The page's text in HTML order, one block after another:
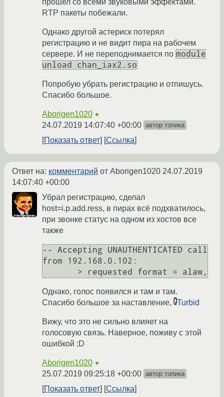
прошел со всеми звуковыми эффектами.
RTP пакеты побежали.
Однако другой астериск потерял
регистрацию и не видит пира на рабочем
сервере. И не переподнимается по module
unload chan_iax2.so
Попробую убрать регистрацию и отпишусь.
Спасибо большое.
Aborigen1020 ★
24.07.2019 14:07:40 +00:00 автор топика
Показать ответ Ссылка
Ответ на: комментарий от Aborigen1020 24.07.2019
14:07:40 +00:00
Убрал регистрацию, сделал
host=i.p.add.ress, в пирах всё подхватилось,
при звонке статус на одном из хостов все
также
-- Accepting UNAUTHENTICATED call
from 192.168.0.102:
Однако, голос появился и там и там.
Спасибо большое за наставление,
Turbid
Вижу, что это не сильно влияет на
голосовую связь. Наверное, поживу с этой
ошибкой ;D
Aborigen1020 ★
25.07.2019 09:25:18 +00:00 автор топика
Показать ответ Ссылка